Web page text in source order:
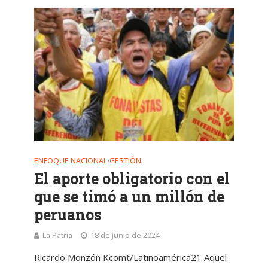
ENFOQUE NACIONAL•GESTIÓN
El aporte obligatorio con el
que se timó a un millón de
peruanos
La Patria 18 de junio de 2024
Ricardo Monzón Kcomt/Latinoamérica21 Aquel